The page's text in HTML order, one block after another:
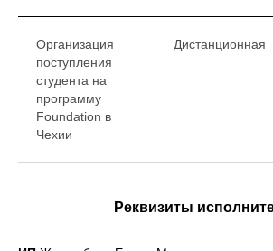
Организация
поступления
студента на
программу
Foundation в
Чехии
Дистанционная
Реквизиты